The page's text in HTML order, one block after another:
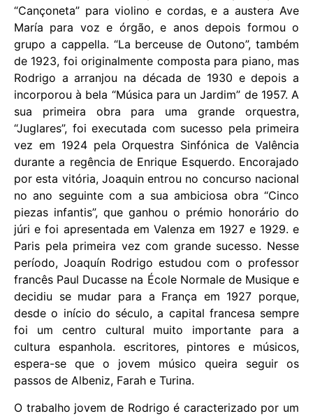
“Cançoneta” para violino e cordas, e a austera Ave
María para voz e órgão, e anos depois formou o
grupo a cappella. “La berceuse de Outono”, também
de 1923, foi originalmente composta para piano, mas
Rodrigo a arranjou na década de 1930 e depois a
incorporou à bela “Música para un Jardim” de 1957. A
sua primeira obra para uma grande orquestra,
“Juglares”, foi executada com sucesso pela primeira
vez em 1924 pela Orquestra Sinfónica de Valência
durante a regência de Enrique Esquerdo. Encorajado
por esta vitória, Joaquin entrou no concurso nacional
no ano seguinte com a sua ambiciosa obra “Cinco
piezas infantis”, que ganhou o prémio honorário do
júri e foi apresentada em Valenza em 1927 e 1929. e
Paris pela primeira vez com grande sucesso. Nesse
período, Joaquín Rodrigo estudou com o professor
francês Paul Ducasse na École Normale de Musique e
decidiu se mudar para a França em 1927 porque,
desde o início do século, a capital francesa sempre
foi um centro cultural muito importante para a
cultura espanhola. escritores, pintores e músicos,
espera-se que o jovem músico queira seguir os
passos de Albeniz, Farah e Turina.
O trabalho jovem de Rodrigo é caracterizado por um